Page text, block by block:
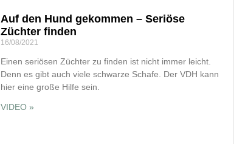
Auf den Hund gekommen – Seriöse
Züchter finden
16/08/2021
Einen seriösen Züchter zu finden ist nicht immer leicht.
Denn es gibt auch viele schwarze Schafe. Der VDH kann
hier eine große Hilfe sein.
VIDEO »